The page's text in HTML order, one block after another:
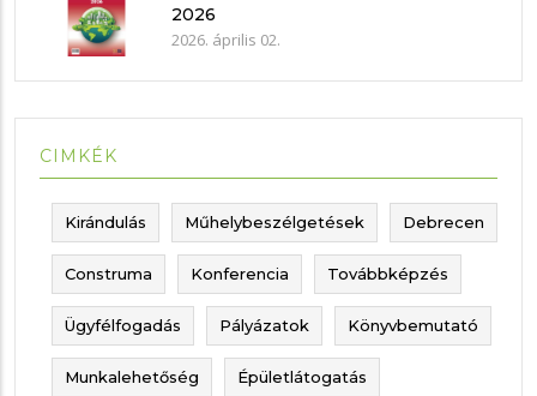
2026
2026. április 02.
CIMKÉK
Kirándulás Műhelybeszélgetések Debrecen
Construma Konferencia Továbbképzés
Ügyfélfogadás Pályázatok Könyvbemutató
Munkalehetőség Épületlátogatás